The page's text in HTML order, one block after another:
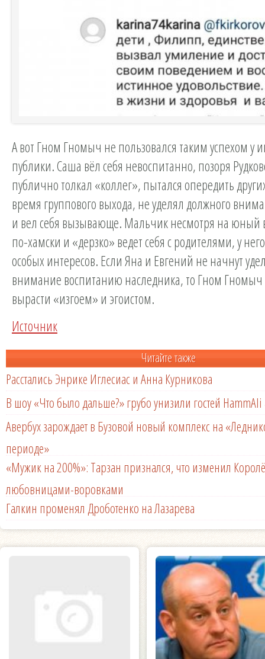
А вот Гном Гномыч не пользовался таким успехом у
публики. Саша вёл себя невоспитанно, позоря
публично толкал «коллег», пытался опередить
время группового выхода, не уделял должного
и вел себя вызывающе. Мальчик несмотря на юный
по-хамски и «дерзко» ведет себя с родителями, у
особых интересов. Если Яна и Евгений не начнут
внимание воспитанию наследника, то Гном Гномыч
вырасти «изгоем» и эгоистом.
Источник
Читайте также
Расстались Энрике Иглесиас и Анна Курникова
В шоу «Что было дальше?» грубо унизили гостей HammAli
Авербух зарождает в Бузовой новый комплекс на
периоде»
«Мужик на 200%»: Тарзан признался, что изменил
любовницами-воровками
Галкин променял Дроботенко на Лазарева